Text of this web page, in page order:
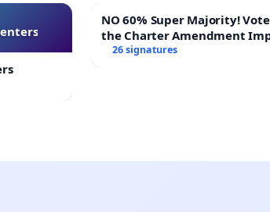
NO 60% Super Majority! Vote NO on
the Charter Amendment
60% Supermajority to
26 signatures